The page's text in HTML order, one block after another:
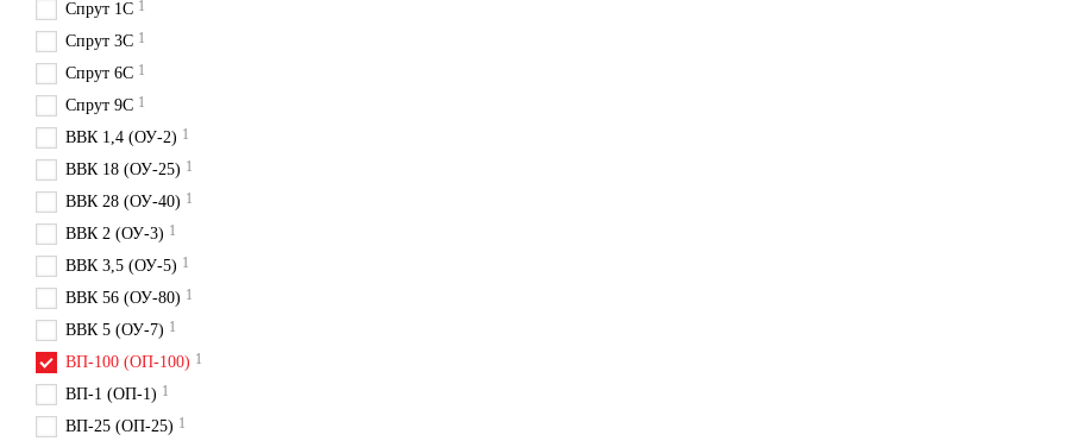
Спрут 1С 1
Спрут 3С 1
Спрут 6С 1
Спрут 9С 1
ВВК 1,4 (ОУ-2) 1
ВВК 18 (ОУ-25) 1
ВВК 28 (ОУ-40) 1
ВВК 2 (ОУ-3) 1
ВВК 3,5 (ОУ-5) 1
ВВК 56 (ОУ-80) 1
ВВК 5 (ОУ-7) 1
ВП-100 (ОП-100) 1
ВП-1 (ОП-1) 1
ВП-25 (ОП-25) 1